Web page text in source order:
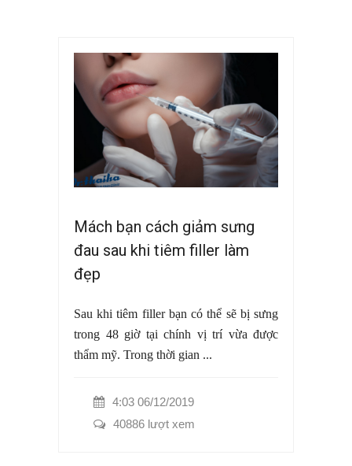
Mách bạn cách giảm sưng
đau sau khi tiêm filler làm
đẹp
Sau khi tiêm filler bạn có thể sẽ bị sưng
trong 48 giờ tại chính vị trí vừa được
thẩm mỹ. Trong thời gian ...
4:03 06/12/2019
40886 lượt xem